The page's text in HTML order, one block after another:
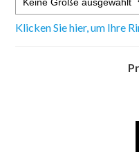
Klicken Sie hier, um Ihre